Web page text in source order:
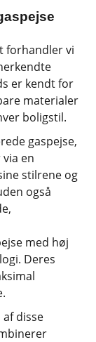
forhandler vi
er kendt for
materialer
boligstil.
gaspejse,
en
stilrene og
også
med høj
Deres
disse